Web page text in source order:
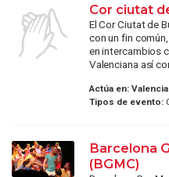
Cor ciutat
El Cor Ciutat de
con un fin
en intercambios
Valenciana así
Actúa en: Valencia
Tipos de evento:
Barcelona
(BGMC)